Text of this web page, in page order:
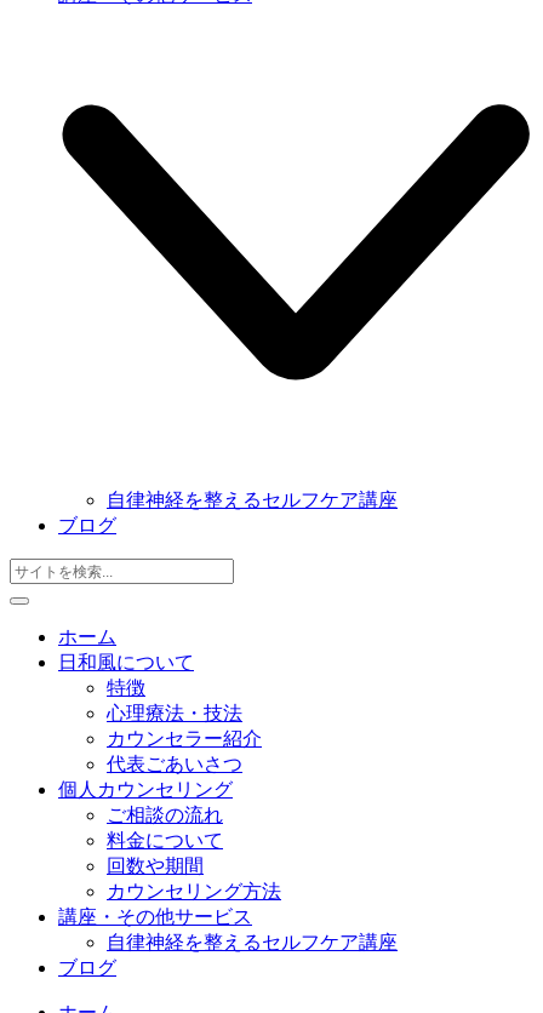
自律神経を整えるセルフケア講座
ブログ
ホーム
日和風について
特徴
心理療法・技法
カウンセラー紹介
代表ごあいさつ
個人カウンセリング
ご相談の流れ
料金について
回数や期間
カウンセリング方法
講座・その他サービス
自律神経を整えるセルフケア講座
ブログ